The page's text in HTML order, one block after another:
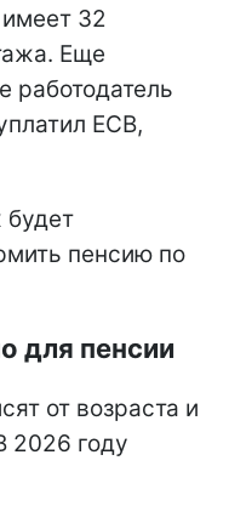
имеет 32
Еще
работодатель
ЕСВ,
будет
пенсию по
для пенсии
от возраста и
2026 году